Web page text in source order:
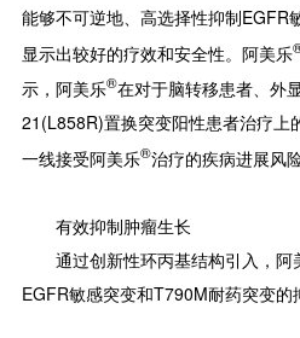
能够不可逆地、高选择性抑制EGFR
显示出较好的疗效和安全性。阿美乐
示，阿美乐®在对于脑转移患者、外
21(L858R)置换突变阳性患者治疗上
一线接受阿美乐®治疗的疾病进展风险
有效抑制肿瘤生长
通过创新性环丙基结构引入，
EGFR敏感突变和T790M耐药突变的